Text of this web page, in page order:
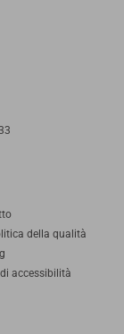
della qualità
accessibilità